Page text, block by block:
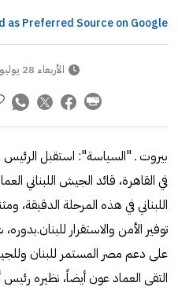
as Preferred Source on Google
الأربعاء 28 يوليو 2021
بيروت ـ "السياسة": استقبل
في القاهرة، قائد الجيش اللبناني
اللبناني في هذه المرحلة الدقيقة،
توفير الأمن والاستقرار
على دعم مصر المستمر للبنان وللجيش
التقى العماد عون أيضاً، نظيره